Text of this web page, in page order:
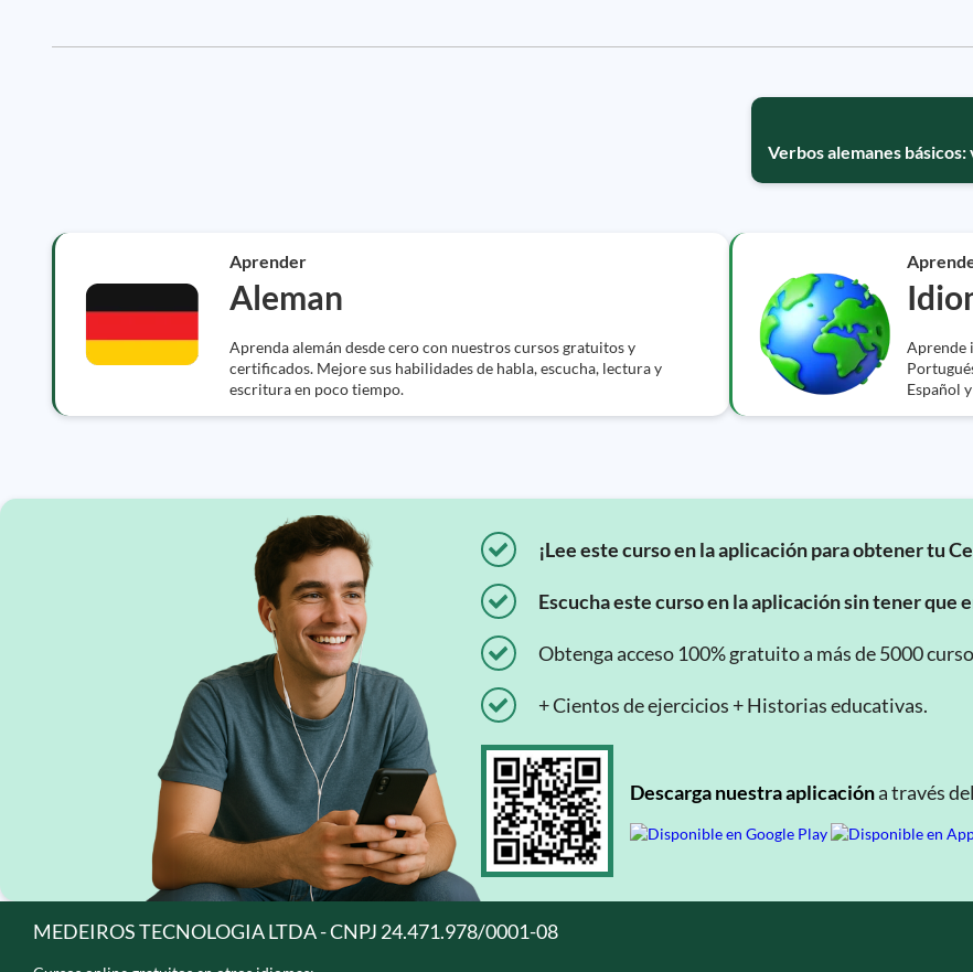
Verbos alemanes
Aprender
Aleman
Aprenda alemán desde cero con nuestros cursos gratuitos y
certificados. Mejore sus habilidades de habla, escucha, lectura y
escritura en poco tiempo.
Aprende
Español
¡Lee este curso en la aplicación para obtener tu
Escucha este curso en la aplicación sin tener que
Obtenga acceso 100% gratuito a más de 5000
+ Cientos de ejercicios + Historias educativas.
Descarga nuestra aplicacióna través
MEDEIROS TECNOLOGIA LTDA - CNPJ 24.471.978/0001-08